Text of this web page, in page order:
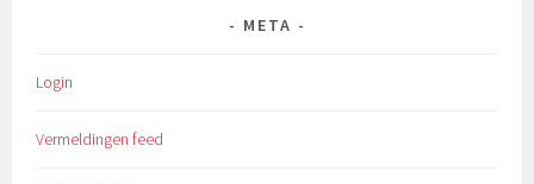
META
Login
Vermeldingen feed